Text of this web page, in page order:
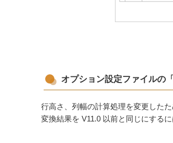
オプション設定ファイル
行高さ、列幅の計算処理を変更した
変換結果を V11.0 以前と同じにする